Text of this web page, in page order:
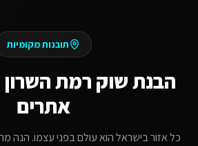
תובנות מקומיות
הבנת שוק רמת השרון
אתרים
כל אזור בישראל הוא עולם בפני עצמו. הנה